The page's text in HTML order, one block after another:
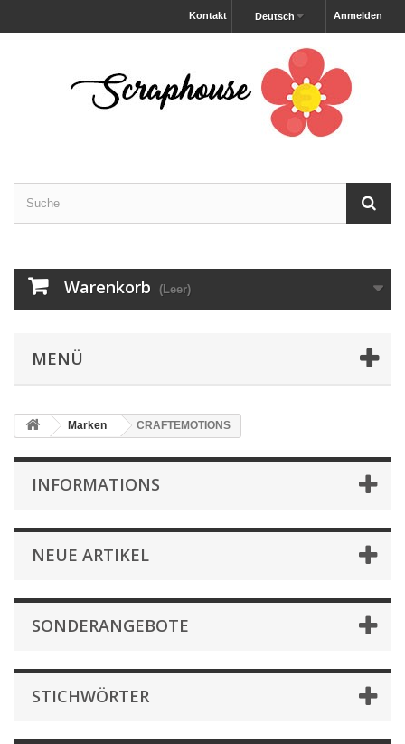
Anmelden
Deutsch
Kontakt
Warenkorb (Leer)
MENÜ
Marken CRAFTEMOTIONS
INFORMATIONS
NEUE ARTIKEL
SONDERANGEBOTE
STICHWÖRTER